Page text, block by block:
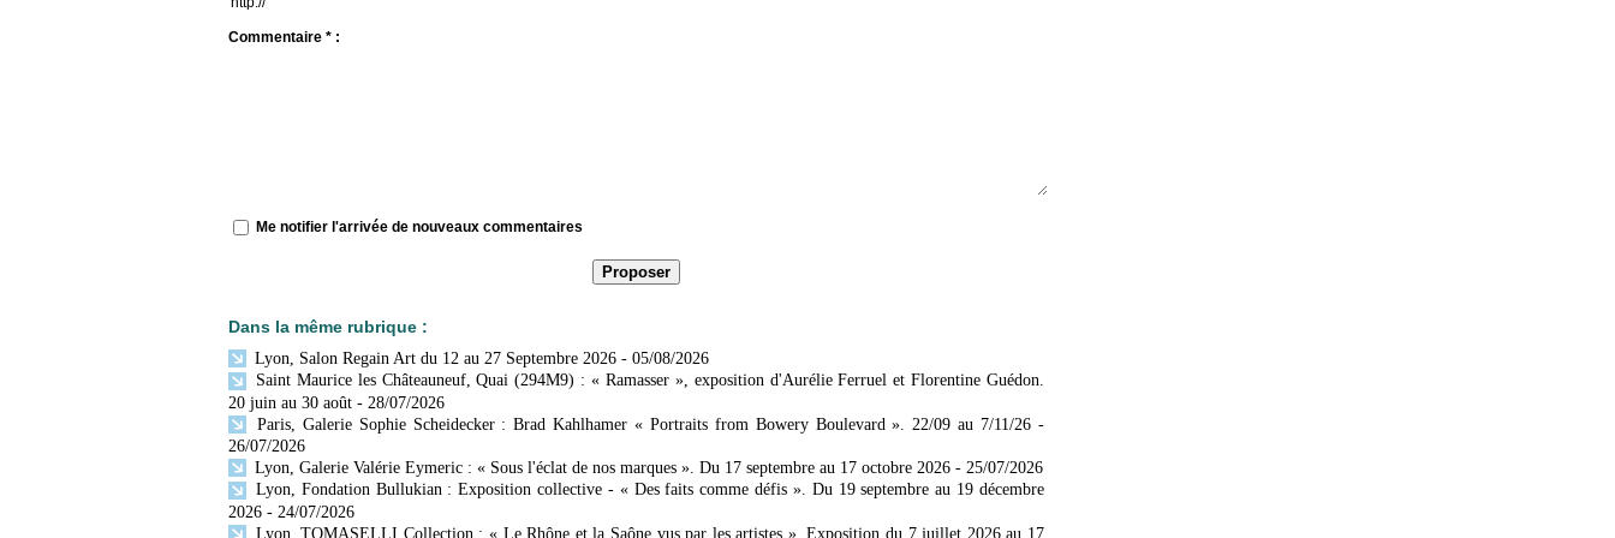
Commentaire * :
Me notifier l'arrivée de nouveaux commentaires
Dans la même rubrique :
Lyon, Salon Regain Art du 12 au 27 Septembre 2026 - 05/08/2026
Saint Maurice les Châteauneuf, Quai (294M9) : « Ramasser », exposition d'Aurélie Ferruel et Florentine Guédon.
20 juin au 30 août - 28/07/2026
Paris, Galerie Sophie Scheidecker : Brad Kahlhamer « Portraits from Bowery Boulevard ». 22/09 au 7/11/26 -
26/07/2026
Lyon, Galerie Valérie Eymeric : « Sous l'éclat de nos marques ». Du 17 septembre au 17 octobre 2026 - 25/07/2026
Lyon, Fondation Bullukian : Exposition collective - « Des faits comme défis ». Du 19 septembre au 19 décembre
2026 - 24/07/2026
Lyon, TOMASELLI Collection : « Le Rhône et la Saône vus par les artistes ». Exposition du 7 juillet 2026 au 17